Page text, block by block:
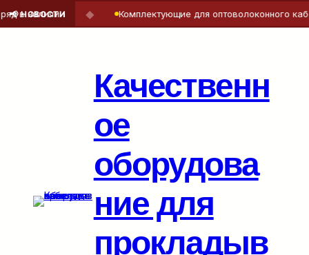
Качественн
ое
оборудова
ние для
прокладыв
📢 НОВОСТИ
в наличии Комплектующие для оптоволоконного